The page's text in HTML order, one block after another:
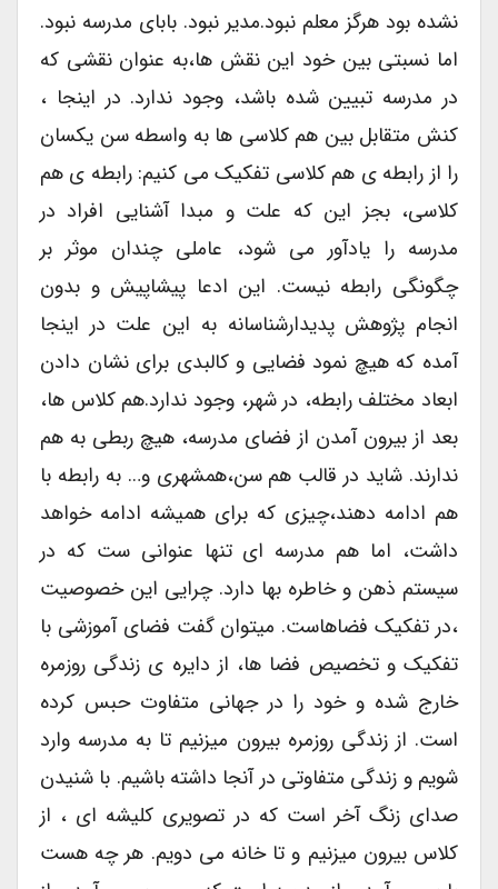
نشده بود هرگز معلم نبود.مدیر نبود. بابای مدرسه نبود.
اما نسبتی بین خود این نقش ها،به عنوان نقشی که
در مدرسه تبیین شده باشد، وجود ندارد. در اینجا ،
کنش متقابل بین هم کلاسی ها به واسطه سن یکسان
را از رابطه ی هم کلاسی تفکیک می کنیم: رابطه ی هم
کلاسی، بجز این که علت و مبدا آشنایی افراد در
مدرسه را یادآور می شود، عاملی چندان موثر بر
چگونگی رابطه نیست. این ادعا پیشاپیش و بدون
انجام پژوهش پدیدارشناسانه به این علت در اینجا
آمده که هیچ نمود فضایی و کالبدی برای نشان دادن
ابعاد مختلف رابطه، در شهر، وجود ندارد.هم کلاس ها،
بعد از بیرون آمدن از فضای مدرسه، هیچ ربطی به هم
ندارند. شاید در قالب هم سن،همشهری و… به رابطه با
هم ادامه دهند،چیزی که برای همیشه ادامه خواهد
داشت، اما هم مدرسه ای تنها عنوانی ست که در
سیستم ذهن و خاطره بها دارد. چرایی این خصوصیت
،در تفکیک فضاهاست. میتوان گفت فضای آموزشی با
تفکیک و تخصیص فضا ها، از دایره ی زندگی روزمره
خارج شده و خود را در جهانی متفاوت حبس کرده
است. از زندگی روزمره بیرون میزنیم تا به مدرسه وارد
شویم و زندگی متفاوتی در آنجا داشته باشیم. با شنیدن
صدای زنگ آخر است که در تصویری کلیشه ای ، از
کلاس بیرون میزنیم و تا خانه می دویم. هر چه هست